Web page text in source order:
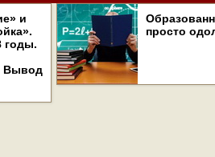
и
годы.
Вывод
просто